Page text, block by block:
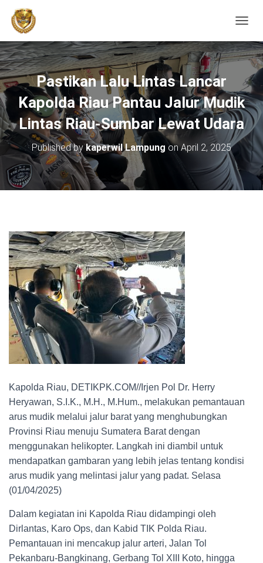
Pastikan Lalu Lintas Lancar
Kapolda Riau Pantau Jalur Mudik
Lintas Riau-Sumbar Lewat Udara
Published bykaperwil Lampung onApril 2, 2025
Kapolda Riau, DETIKPK.COM//Irjen Pol Dr. Herry
Heryawan, S.I.K., M.H., M.Hum., melakukan pemantauan
arus mudik melalui jalur barat yang menghubungkan
Provinsi Riau menuju Sumatera Barat dengan
menggunakan helikopter. Langkah ini diambil untuk
mendapatkan gambaran yang lebih jelas tentang kondisi
arus mudik yang melintasi jalur yang padat. Selasa
(01/04/2025)
Dalam kegiatan ini Kapolda Riau didampingi oleh
Dirlantas, Karo Ops, dan Kabid TIK Polda Riau.
Pemantauan ini mencakup jalur arteri, Jalan Tol
Pekanbaru-Bangkinang, Gerbang Tol XIII Koto, hingga